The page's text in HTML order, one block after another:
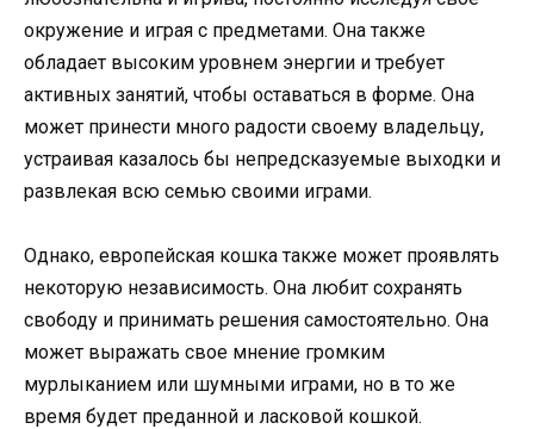
окружение и играя с предметами. Она также
обладает высоким уровнем энергии и требует
активных занятий, чтобы оставаться в форме. Она
может принести много радости своему владельцу,
устраивая казалось бы непредсказуемые выходки и
развлекая всю семью своими играми.
Однако, европейская кошка также может проявлять
некоторую независимость. Она любит сохранять
свободу и принимать решения самостоятельно. Она
может выражать свое мнение громким
мурлыканием или шумными играми, но в то же
время будет преданной и ласковой кошкой.